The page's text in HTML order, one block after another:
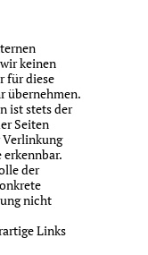
keinen
für diese
übernehmen.
ist stets der
Seiten
der
nicht
Links